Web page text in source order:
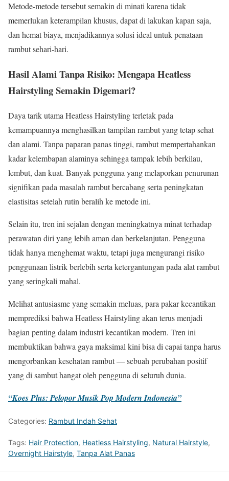
Metode-metode tersebut semakin di minati karena tidak
memerlukan keterampilan khusus, dapat di lakukan kapan saja,
dan hemat biaya, menjadikannya solusi ideal untuk penataan
rambut sehari-hari.
Hasil Alami Tanpa Risiko: Mengapa Heatless
Hairstyling Semakin Digemari?
Daya tarik utama Heatless Hairstyling terletak pada
kemampuannya menghasilkan tampilan rambut yang tetap sehat
dan alami. Tanpa paparan panas tinggi, rambut mempertahankan
kadar kelembapan alaminya sehingga tampak lebih berkilau,
lembut, dan kuat. Banyak pengguna yang melaporkan penurunan
signifikan pada masalah rambut bercabang serta peningkatan
elastisitas setelah rutin beralih ke metode ini.
Selain itu, tren ini sejalan dengan meningkatnya minat terhadap
perawatan diri yang lebih aman dan berkelanjutan. Pengguna
tidak hanya menghemat waktu, tetapi juga mengurangi risiko
penggunaan listrik berlebih serta ketergantungan pada alat rambut
yang seringkali mahal.
Melihat antusiasme yang semakin meluas, para pakar kecantikan
memprediksi bahwa Heatless Hairstyling akan terus menjadi
bagian penting dalam industri kecantikan modern. Tren ini
membuktikan bahwa gaya maksimal kini bisa di capai tanpa harus
mengorbankan kesehatan rambut — sebuah perubahan positif
yang di sambut hangat oleh pengguna di seluruh dunia.
“Koes Plus: Pelopor Musik Pop Modern Indonesia”
Categories: Rambut Indah Sehat
Tags: Hair Protection, Heatless Hairstyling, Natural Hairstyle,
Overnight Hairstyle, Tanpa Alat Panas